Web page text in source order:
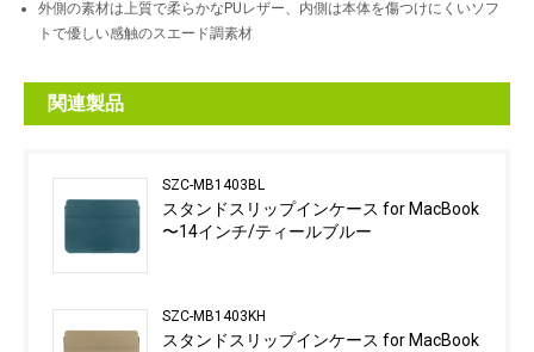
外側の素材は上質で柔らかなPUレザー、内側は本体を傷つけにくいソフ
トで優しい感触のスエード調素材
関連製品
SZC-MB1403BL
スタンドスリップインケース for MacBook
〜14インチ/ティールブルー
SZC-MB1403KH
スタンドスリップインケース for MacBook